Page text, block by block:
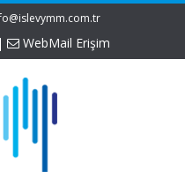
| WebMail Erişim